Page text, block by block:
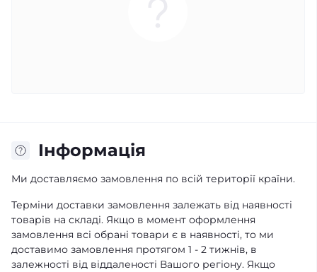
Iнформація
Ми доставляємо замовлення по всій території країни.
Терміни доставки замовлення залежать від наявності
товарів на складі. Якщо в момент оформлення
замовлення всі обрані товари є в наявності, то ми
доставимо замовлення протягом 1 - 2 тижнів, в
залежності від віддаленості Вашого регіону. Якщо